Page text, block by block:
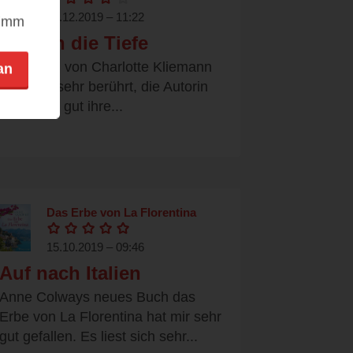
15.12.2019 – 11:22
Geht in die Tiefe
Das Buch von Charlotte Kliemann
hat mich sehr berührt, die Autorin
schafft es gut ihre...
Das Erbe von La Florentina
15.10.2019 – 09:46
Auf nach Italien
Anne Colways neues Buch das
Erbe von La Florentina hat mir sehr
gut gefallen. Es liest sich sehr...